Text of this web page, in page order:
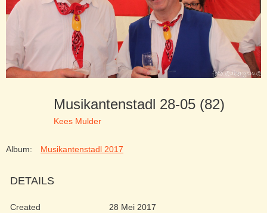
Musikantenstadl 28-05 (82)
Kees Mulder
Album: Musikantenstadl 2017
DETAILS
Created
28 Mei 2017